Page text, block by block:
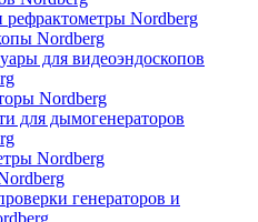
Nordberg
Nordberg
для видеоэндоскопов
Nordberg
для дымогенераторов
Nordberg
генераторов и